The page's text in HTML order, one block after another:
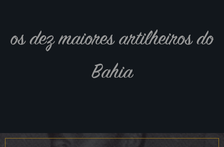
os dez maiores artilheiros do
Bahia